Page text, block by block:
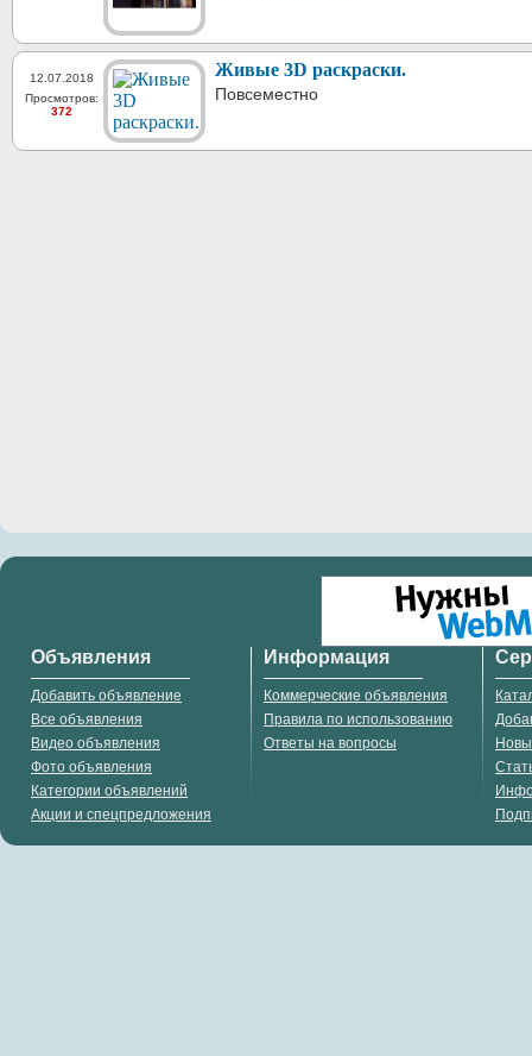
12.07.2018
Просмотров:
372
Живые 3D раскраски.
Повсеместно
Объявления
Добавить объявление
Все объявления
Видео объявления
Фото объявления
Категории объявлений
Акции и спецпредложения
Информация
Коммерческие объявления
Правила по использованию
Ответы на вопросы